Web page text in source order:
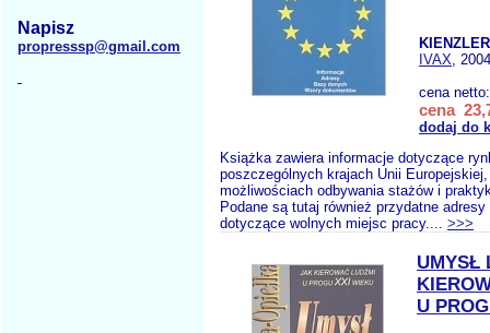
Napisz
propresssp@gmail.com
IVAX,
cena
cena
dodaj do
Książka zawiera informacje dotyczące
poszczególnych krajach Unii
możliwościach odbywania stażów i
Podane są tutaj również przydatne
dotyczące wolnych miejsc pracy.... >>>
UMYSŁ
U